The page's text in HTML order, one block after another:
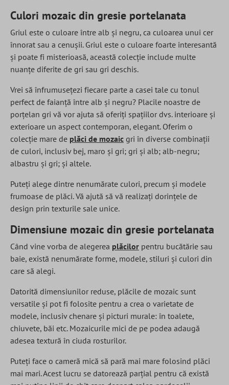
Culori mozaic din gresie portelanata
Griul este o culoare între alb și negru, ca culoarea unui cer
înnorat sau a cenușii. Griul este o culoare foarte interesantă
și poate fi misterioasă, această colecție include multe
nuanțe diferite de gri sau gri deschis.
Vrei să înfrumusețezi fiecare parte a casei tale cu tonul
perfect de faianță între alb și negru? Placile noastre de
porțelan gri vă vor ajuta să oferiți spațiilor dvs. interioare și
exterioare un aspect contemporan, elegant. Oferim o
colecție mare de plăci de mozaic gri în diverse combinații
de culori, inclusiv bej, maro și gri; gri și alb; alb-negru;
albastru și gri; și altele.
Puteți alege dintre nenumărate culori, precum și modele
frumoase de plăci. Vă ajută să vă realizați dorințele de
design prin texturile sale unice.
Dimensiune mozaic din gresie portelanata
Când vine vorba de alegerea plăcilor pentru bucătărie sau
baie, există nenumărate forme, modele, stiluri și culori din
care să alegi.
Datorită dimensiunilor reduse, plăcile de mozaic sunt
versatile și pot fi folosite pentru a crea o varietate de
modele, inclusiv chenare și picturi murale: în toalete,
chiuvete, băi etc. Mozaicurile mici de pe podea adaugă
adesea textură în ciuda rosturilor.
Puteți face o cameră mică să pară mai mare folosind plăci
mai mari. Acest lucru se datorează parțial pentru că există